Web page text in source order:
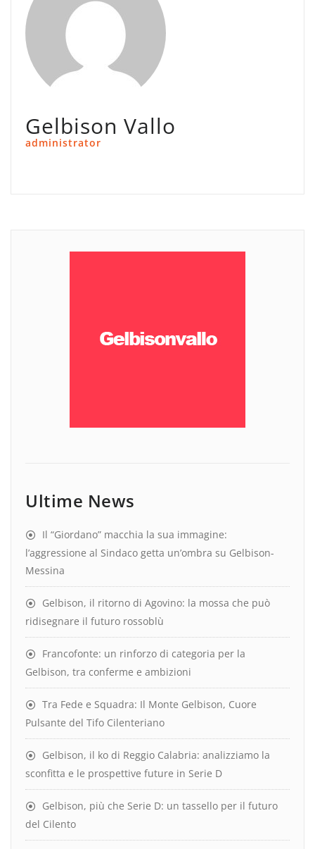
Gelbison Vallo
administrator
Ultime News
Il “Giordano” macchia la sua immagine:
l’aggressione al Sindaco getta un’ombra su Gelbison-
Messina
Gelbison, il ritorno di Agovino: la mossa che può
ridisegnare il futuro rossoblù
Francofonte: un rinforzo di categoria per la
Gelbison, tra conferme e ambizioni
Tra Fede e Squadra: Il Monte Gelbison, Cuore
Pulsante del Tifo Cilenteriano
Gelbison, il ko di Reggio Calabria: analizziamo la
sconfitta e le prospettive future in Serie D
Gelbison, più che Serie D: un tassello per il futuro
del Cilento